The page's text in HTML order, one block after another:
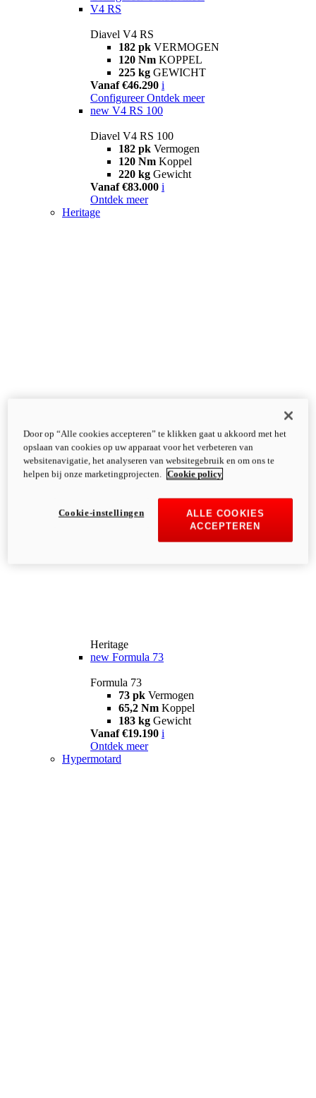
V4 RS
Diavel V4 RS
182 pk VERMOGEN
120 Nm KOPPEL
225 kg GEWICHT
Vanaf €46.290 i
Configureer Ontdek meer
new V4 RS 100
Diavel V4 RS 100
182 pk Vermogen
120 Nm Koppel
220 kg Gewicht
Vanaf €83.000 i
Ontdek meer
Heritage
Heritage
new Formula 73
Formula 73
73 pk Vermogen
65,2 Nm Koppel
183 kg Gewicht
Vanaf €19.190 i
Ontdek meer
Hypermotard
Door op “Alle cookies accepteren” te klikken gaat u akkoord met het
opslaan van cookies op uw apparaat voor het verbeteren van
websitenavigatie, het analyseren van websitegebruik en om ons te
helpen bij onze marketingprojecten.
Cookie policy
ALLE COOKIES
ACCEPTEREN
Cookie-instellingen